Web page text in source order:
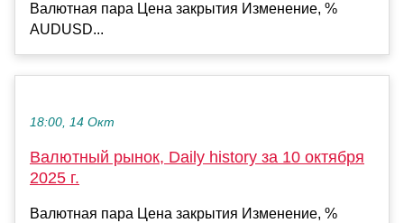
Валютная пара Цена закрытия Изменение, %
AUDUSD...
18:00, 14 Окт
Валютный рынок, Daily history за 10 октября
2025 г.
Валютная пара Цена закрытия Изменение, %